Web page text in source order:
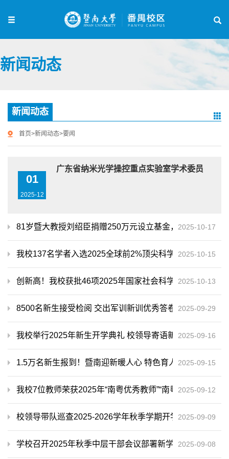
新闻动态
新闻动态
首页>新闻动态>要闻
01
2025-12
广东省纳米光学操控重点实验室学术委员会会
81岁暨大教授刘绍臣捐赠250万元设立基金，助力大气环
2025-10-17
我校137名学者入选2025全球前2%顶尖科学家榜单
2025-10-15
创新高！我校获批46项2025年国家社会科学基金年度项目
2025-10-13
8500名新生接受检阅 交出军训新训优秀答卷——我校举行
2025-09-29
我校举行2025年新生开学典礼 校领导寄
2025-09-16
1.5万名新生报到！暨南迎新暖人心 特色育人启新篇
2025-09-15
我校7位教师荣获2025年“南粤优秀教师”“南粤优秀教育工作
2025-09-12
校领导带队巡查2025-2026学年秋季学期开学第一课
2025-09-09
学校召开2025年秋季中层干部会议部署新学期工作
2025-09-08